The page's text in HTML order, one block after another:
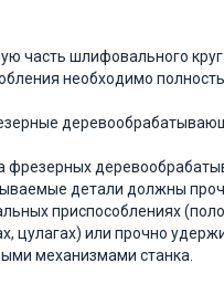
часть шлифовального
необходимо
фрезерных
детали должны
приспособлениях
цулагах) или прочно
механизмами станка.